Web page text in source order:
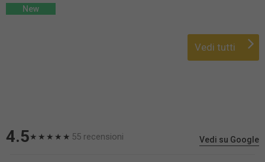
New
Vedi tutti
4.5★★★★★ 55 recensioni Vedi su Google